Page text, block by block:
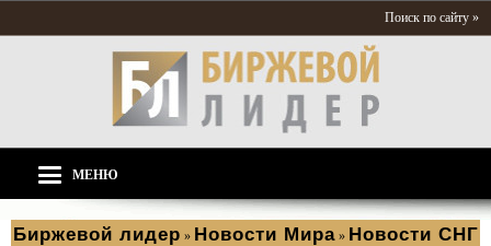
Поиск по сайту »
МЕНЮ
Биржевой лидер » Новости Мира » Новости СНГ